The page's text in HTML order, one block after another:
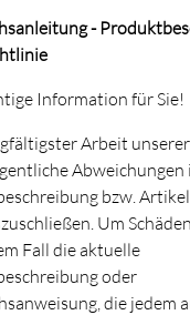
-
Information für Sie!
Arbeit
Abweichungen
bzw.
Um
Fall die aktuelle
oder
die jedem